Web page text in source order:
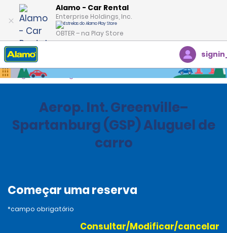
Alamo - Car Rental
Enterprise Holdings, Inc.
OBTER – na Play Store
Página inicial South Carolina
Aerop. Int. Greenville–
Spartanburg (GSP) Aluguel de
carro
Começar uma reserva
*campo obrigatório
Consultar/Modificar/cancelar